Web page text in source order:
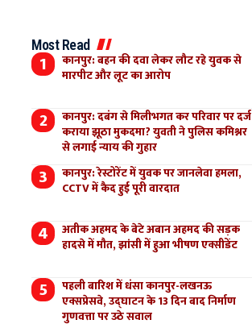
Most Read
कानपुर: बहन की दवा लेकर लौट रहे युवक से
मारपीट और लूट का आरोप
कानपुर: दबंग से मिलीभगत कर परिवार पर दर्ज
कराया झूठा मुकदमा? युवती ने पुलिस कमिश्नर
से लगाई न्याय की गुहार
कानपुर: रेस्टोरेंट में युवक पर जानलेवा हमला,
CCTV में कैद हुई पूरी वारदात
अतीक अहमद के बेटे अबान अहमद की सड़क
हादसे में मौत, झांसी में हुआ भीषण एक्सीडेंट
पहली बारिश में धंसा कानपुर-लखनऊ
एक्सप्रेसवे, उद्घाटन के 13 दिन बाद निर्माण
गुणवत्ता पर उठे सवाल